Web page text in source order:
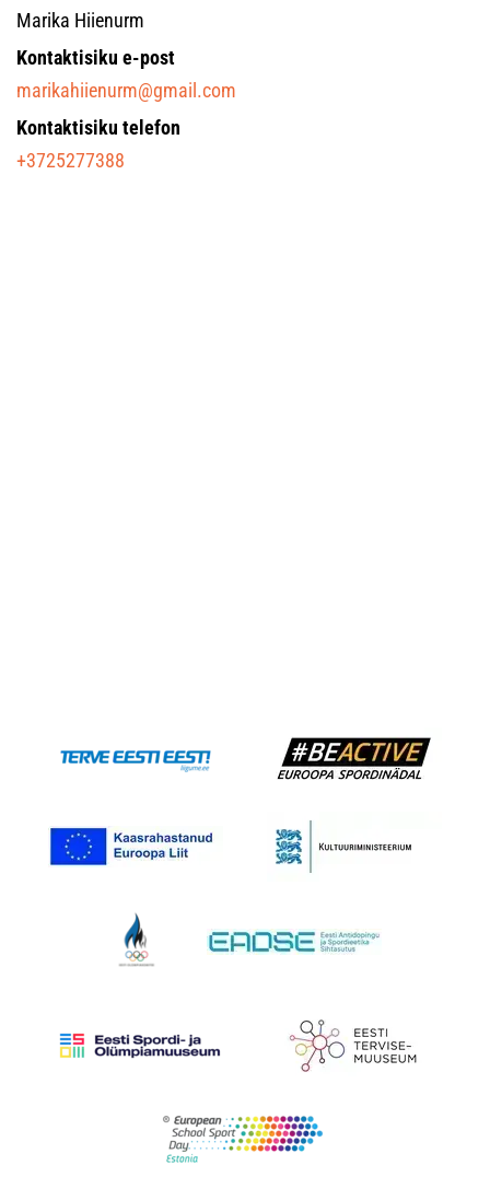
Marika Hiienurm
Kontaktisiku e-post
marikahiienurm@gmail.com
Kontaktisiku telefon
+3725277388